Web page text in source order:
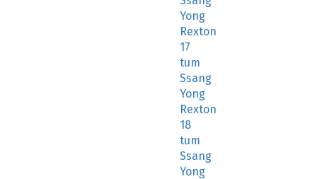
Yong
Rexton
17
tum
Ssang
Yong
Rexton
18
tum
Ssang
Yong